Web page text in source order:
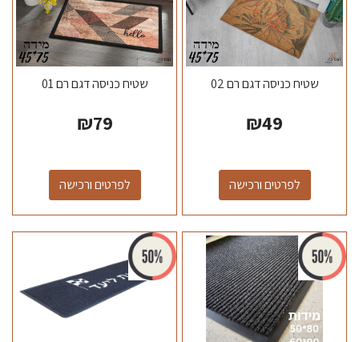
שטיח כניסה דגם רם 02
₪49
לפרטים ורכישה
שטיח כניסה דגם רם 01
₪79
לפרטים ורכישה